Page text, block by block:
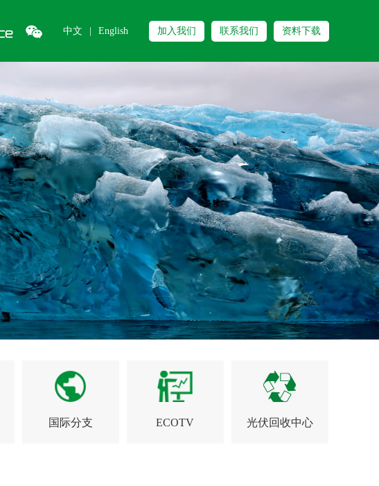
中文 English 资料下载
联系我们
加入我们
国际分支 ECOTV 光伏回收中心